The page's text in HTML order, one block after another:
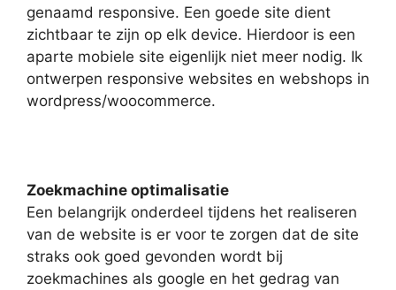
genaamd responsive. Een goede site dient
zichtbaar te zijn op elk device. Hierdoor is een
aparte mobiele site eigenlijk niet meer nodig. Ik
ontwerpen responsive websites en webshops in
wordpress/woocommerce.
Zoekmachine optimalisatie
Een belangrijk onderdeel tijdens het realiseren
van de website is er voor te zorgen dat de site
straks ook goed gevonden wordt bij
zoekmachines als google en het gedrag van